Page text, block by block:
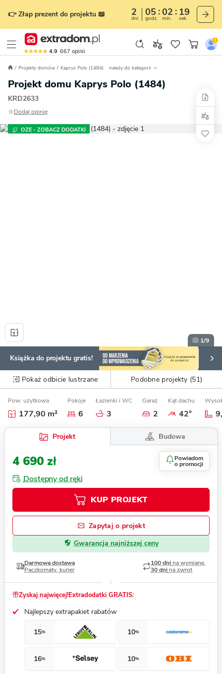
👉 Złap prezent do projektu 📖 2
dni
05
godz.
02
min.
17
sek.
4.9 667 opinii
Projekty domów Kaprys Polo (1484) należy do kategorii
Projekt domu Kaprys Polo (1484)
KRD2633
Dodaj opinię
OZE - ZOBACZ DODATKI
1/9
Książka do projektu gratis!
Pokaż odbicie lustrzane Podobne projekty (51)
Pow. użytkowa
177,90 m²
Pokoje
6
Łazienki i WC
3
Garaż
2
Kąt dachu
42°
Projekt Budowa
4 690 zł Powiadom
o promocji
Dostępny od ręki
KUP PROJEKT
Zapytaj o projekt
Gwarancja najniższej ceny
Darmowa dostawa
Paczkomaty, kurier
100 dni na wymianę,
30 dni na zwrot
Zyskaj najwięcej!Extradodatki GRATIS:
Najlepszy extrapakiet rabatów
15% 10%
16% 10%